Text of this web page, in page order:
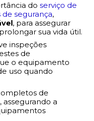
doserviço de
segurança,
, para assegurar
sua vida útil.
inspeções
de
o equipamento
uso quando
de
a